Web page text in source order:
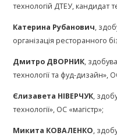
технологій ДТЕУ, кандидат
Катерина Рубанович,
організація ресторанного
Дмитро ДВОРНИК,
технології та фуд-дизайн»,
Єлизавета НІВЕРЧУК,
технології», ОС «магістр»;
Микита КОВАЛЕНКО,